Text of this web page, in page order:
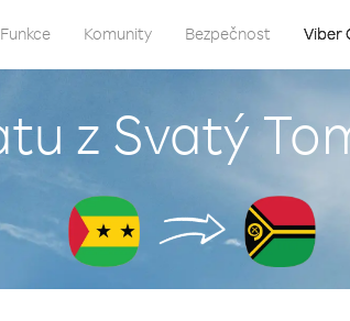
Funkce Komunity Bezpečnost Viber
z Svatý